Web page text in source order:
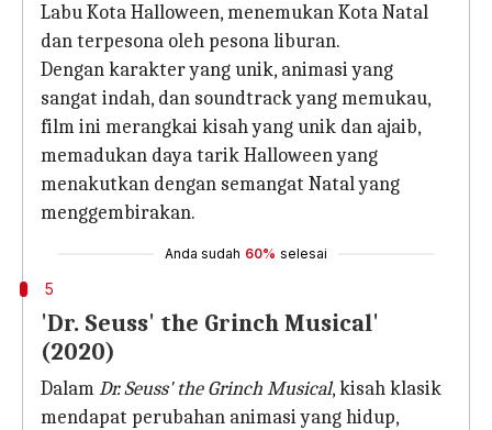
Labu Kota Halloween, menemukan Kota Natal
dan terpesona oleh pesona liburan.
Dengan karakter yang unik, animasi yang
sangat indah, dan soundtrack yang memukau,
film ini merangkai kisah yang unik dan ajaib,
memadukan daya tarik Halloween yang
menakutkan dengan semangat Natal yang
menggembirakan.
Anda sudah 60% selesai
5
'Dr. Seuss' the Grinch Musical'
(2020)
DalamDr. Seuss' the Grinch Musical, kisah klasik
mendapat perubahan animasi yang hidup,